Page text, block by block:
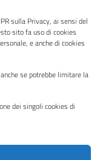
sulla Privacy, ai sensi del
sito fa uso di cookies
e anche di cookies
se potrebbe limitare la
dei singoli cookies di